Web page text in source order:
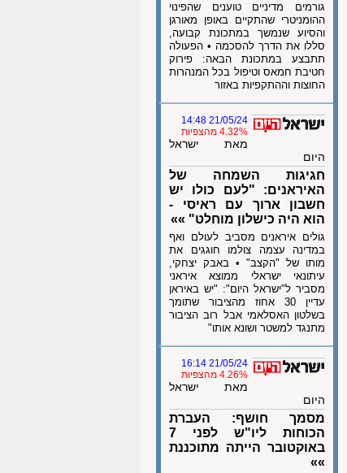
גורמים מדיניים טוענים שהפינוי
ההומניטרי שהתקיים באופן מאורגן
והסיוע שנמשך במתכונת קבועה,
סללו את הדרך להסכמה • הפעולה
תתבצע במתכונת הבאה: פירוק
חטיבת חמאס וטיפול בכל המנהרות
החוצות וההתקפיות באזור
21/05/24 14:48
4.32% מהצפיות
מאת ישראל
היום
חגיגות השמחה של
האיראנים: "לעם כולו יש
חשבון ארוך עם ראיסי -
הוא היה כישלון מוחלט" »»
גולים איראנים מסביב לעולם ואף
במדינה עצמה צולמו חוגגים את
מותו של "הקצב" • באבק יצחקי,
עיתונאי ישראלי ממוצא איראני
מסביר ל"ישראל היום": "יש באיראן
עדיין 30 אחוז מהציבור שתומך
בשלטון האסלאמי אבל רוב הציבור
מתנגד למשטר ושונא אותו"
21/05/24 16:14
4.26% מהצפיות
מאת ישראל
היום
מסמך חושף: העברת
הכוחות ליו"ש לפני 7
באוקטובר הייתה מתוכננת
»»